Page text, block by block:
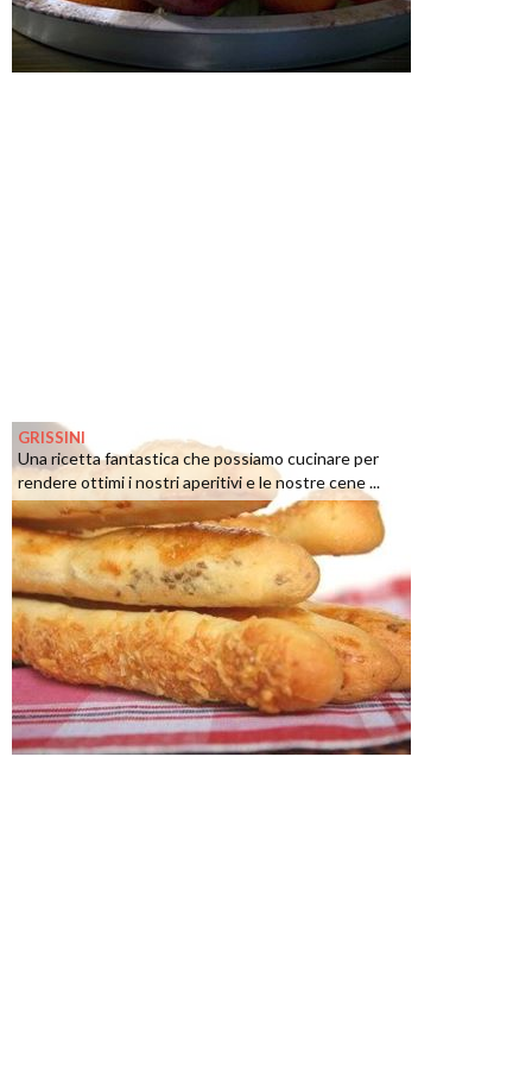
GRISSINI
Una ricetta fantastica che possiamo cucinare per
rendere ottimi i nostri aperitivi e le nostre cene ...